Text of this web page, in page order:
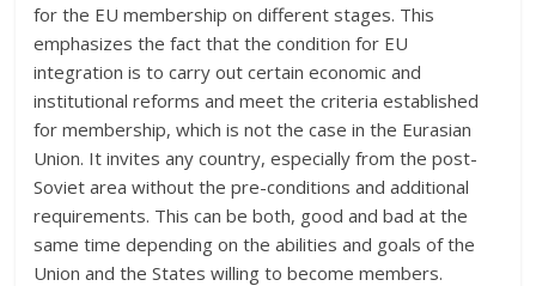
for the EU membership on different stages. This
emphasizes the fact that the condition for EU
integration is to carry out certain economic and
institutional reforms and meet the criteria established
for membership, which is not the case in the Eurasian
Union. It invites any country, especially from the post-
Soviet area without the pre-conditions and additional
requirements. This can be both, good and bad at the
same time depending on the abilities and goals of the
Union and the States willing to become members.